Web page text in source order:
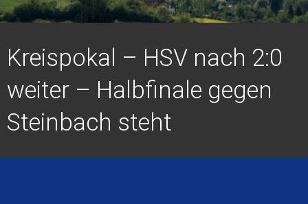
Kreispokal – HSV nach 2:0
weiter – Halbfinale gegen
Steinbach steht